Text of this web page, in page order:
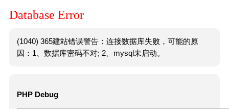
Database Error
(1040) 365建站错误警告：连接数据库失败，可能的原
因：1、数据库密码不对; 2、mysql未启动。
PHP Debug